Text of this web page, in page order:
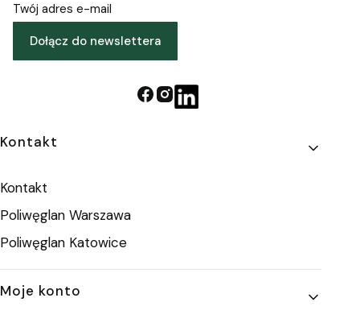
Twój adres e-mail
Dołącz do newslettera
Linki w stopce
Kontakt
Kontakt
Poliwęglan Warszawa
Poliwęglan Katowice
Moje konto